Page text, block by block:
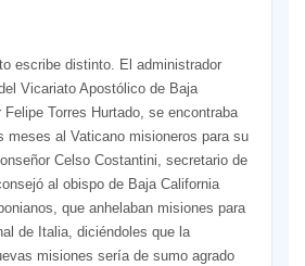
escribe distinto. El administrador
Vicariato Apostólico de Baja
Torres Hurtado, se encontraba
meses al Vaticano misioneros para su
Celso Costantini, secretario de
al obispo de Baja California
que anhelaban misiones para
de Italia, diciéndoles que la
misiones sería de sumo agrado